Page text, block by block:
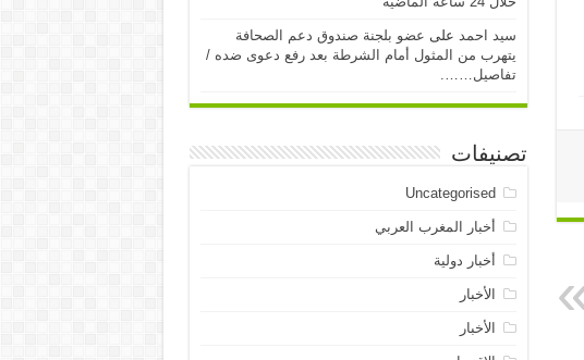
سيد احمد على عضو بلجنة صندوق دعم الصحافة
يتهرب من المثول أمام الشرطة بعد رفع دعوى ضده /
تفاصيل…….
تصنيفات
Uncategorised
أخبار المغرب العربي
أخبار دولية
الأخبار
الأخبار